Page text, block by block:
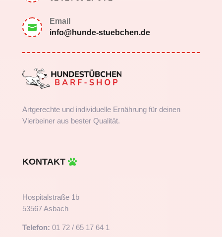

Email
info@hunde-stuebchen.de
Artgerechte und individuelle Ernährung für deinen
Vierbeiner aus bester Qualität.
KONTAKT
Hospitalstraße 1b
53567 Asbach
Telefon: 01 72 / 65 17 64 1